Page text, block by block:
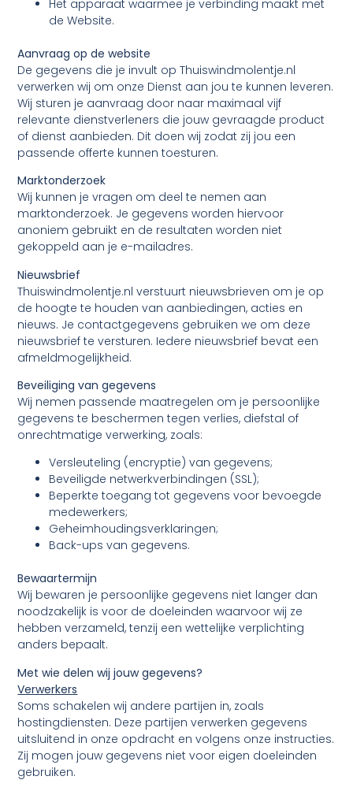
Het apparaat waarmee je verbinding maakt met
de Website.
Aanvraag op de website
De gegevens die je invult op Thuiswindmolentje.nl
verwerken wij om onze Dienst aan jou te kunnen leveren.
Wij sturen je aanvraag door naar maximaal vijf
relevante dienstverleners die jouw gevraagde product
of dienst aanbieden. Dit doen wij zodat zij jou een
passende offerte kunnen toesturen.
Marktonderzoek
Wij kunnen je vragen om deel te nemen aan
marktonderzoek. Je gegevens worden hiervoor
anoniem gebruikt en de resultaten worden niet
gekoppeld aan je e-mailadres.
Nieuwsbrief
Thuiswindmolentje.nl verstuurt nieuwsbrieven om je op
de hoogte te houden van aanbiedingen, acties en
nieuws. Je contactgegevens gebruiken we om deze
nieuwsbrief te versturen. Iedere nieuwsbrief bevat een
afmeldmogelijkheid.
Beveiliging van gegevens
Wij nemen passende maatregelen om je persoonlijke
gegevens te beschermen tegen verlies, diefstal of
onrechtmatige verwerking, zoals:
Versleuteling (encryptie) van gegevens;
Beveiligde netwerkverbindingen (SSL);
Beperkte toegang tot gegevens voor bevoegde
medewerkers;
Geheimhoudingsverklaringen;
Back-ups van gegevens.
Bewaartermijn
Wij bewaren je persoonlijke gegevens niet langer dan
noodzakelijk is voor de doeleinden waarvoor wij ze
hebben verzameld, tenzij een wettelijke verplichting
anders bepaalt.
Met wie delen wij jouw gegevens?
Verwerkers
Soms schakelen wij andere partijen in, zoals
hostingdiensten. Deze partijen verwerken gegevens
uitsluitend in onze opdracht en volgens onze instructies.
Zij mogen jouw gegevens niet voor eigen doeleinden
gebruiken.